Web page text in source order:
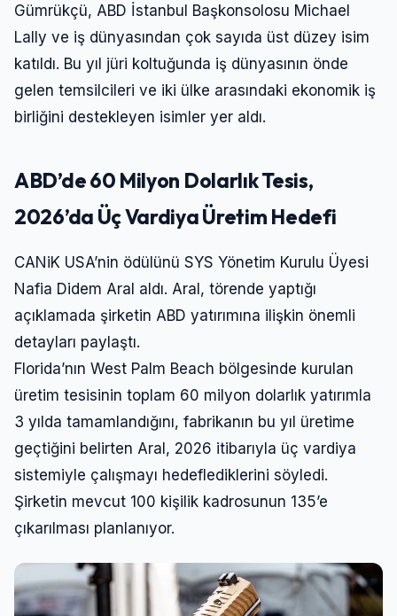
Gümrükçü, ABD İstanbul Başkonsolosu Michael
Lally ve iş dünyasından çok sayıda üst düzey isim
katıldı. Bu yıl jüri koltuğunda iş dünyasının önde
gelen temsilcileri ve iki ülke arasındaki ekonomik iş
birliğini destekleyen isimler yer aldı.
ABD’de 60 Milyon Dolarlık Tesis,
2026’da Üç Vardiya Üretim Hedefi
CANiK USA’nin ödülünü SYS Yönetim Kurulu Üyesi
Nafia Didem Aral aldı. Aral, törende yaptığı
açıklamada şirketin ABD yatırımına ilişkin önemli
detayları paylaştı.
Florida’nın West Palm Beach bölgesinde kurulan
üretim tesisinin toplam 60 milyon dolarlık yatırımla
3 yılda tamamlandığını, fabrikanın bu yıl üretime
geçtiğini belirten Aral, 2026 itibarıyla üç vardiya
sistemiyle çalışmayı hedeflediklerini söyledi.
Şirketin mevcut 100 kişilik kadrosunun 135’e
çıkarılması planlanıyor.